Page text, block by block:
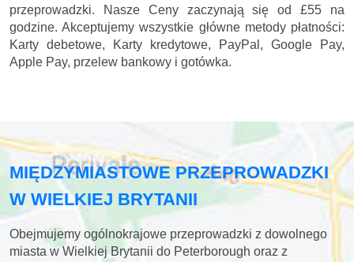
przeprowadzki. Nasze Ceny zaczynają się od £55 na
godzine. Akceptujemy wszystkie główne metody płatności:
Karty debetowe, Karty kredytowe, PayPal, Google Pay,
Apple Pay, przelew bankowy i gotówka.
MIĘDZYMIASTOWE PRZEPROWADZKI
W WIELKIEJ BRYTANII
Obejmujemy ogólnokrajowe przeprowadzki z dowolnego
miasta w Wielkiej Brytanii do Peterborough oraz z